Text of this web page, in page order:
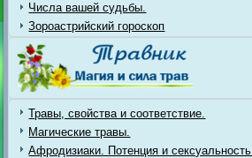
Числа вашей судьбы.
Зороастрийский гороскоп
Травы, свойства и соответствие.
Магические травы.
Афродизиаки. Потенция и сексуальность.